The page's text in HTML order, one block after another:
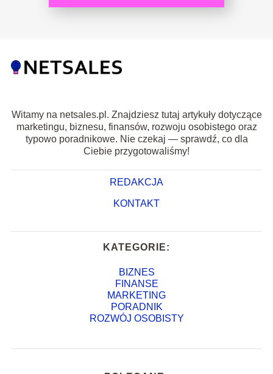
Witamy na netsales.pl. Znajdziesz tutaj artykuły dotyczące
marketingu, biznesu, finansów, rozwoju osobistego oraz
typowo poradnikowe. Nie czekaj — sprawdź, co dla
Ciebie przygotowaliśmy!
REDAKCJA
KONTAKT
KATEGORIE:
BIZNES
FINANSE
MARKETING
PORADNIK
ROZWÓJ OSOBISTY